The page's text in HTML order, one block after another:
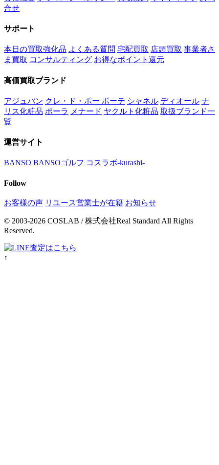
合せ
サポート
本日の買取強化品 よくある質問 宅配買取 店頭買取 事業者さ
ま買取 コンサルティング お得なポイント還元
高価買取ブランド
アジュバン クレ・ド・ポー ボーテ シャネル ディオール ナ
リス化粧品 ポーラ メナード ヤクルト化粧品 取扱ブランド一
覧
運営サイト
BANSO BANSOゴルフ コスラボ-kurashi-
Follow
お客様の声 リユース営業士が在籍 お知らせ
© 2003-2026 COSLAB / 株式会社Real Standard All Rights
Reserved.
↑